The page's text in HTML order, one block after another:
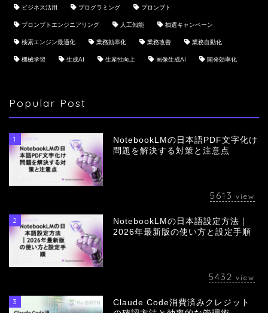
ビジネス活用 プログラミング プロンプト
プロンプトエンジニアリング 人工知能 抽選キャンペーン
検索エンジン最適化 業務効率化 業務改善 業務自動化
機械学習 生成AI 生産性向上 画像生成AI 開発効率化
Popular Post
1
NotebookLMの日本語PDF文字化け
問題を解決する対策と注意点
5613 view
2
NotebookLMの日本語設定方法｜
2026年最新版の使い方と設定手順
5432 view
3
Claude Code消費済みクレジット
会社概要
採用情報